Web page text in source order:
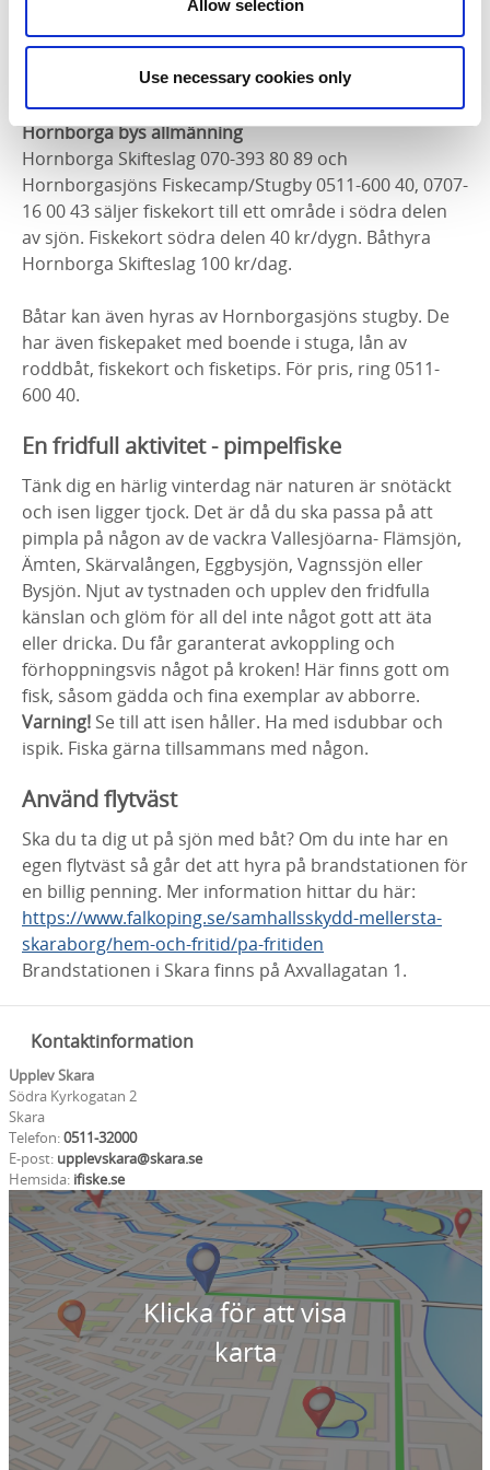
Allow selection
Use necessary cookies only
0707-16 00 43.FiskekortNorra och mellersta delen40
kr/dag oavsett ålder.
Hornborga bys allmänning
Hornborga Skifteslag 070-393 80 89 och
Hornborgasjöns Fiskecamp/Stugby 0511-600 40, 0707-
16 00 43 säljer fiskekort till ett område i södra delen
av sjön. Fiskekort södra delen 40 kr/dygn. Båthyra
Hornborga Skifteslag 100 kr/dag.
Båtar kan även hyras av Hornborgasjöns stugby. De
har även fiskepaket med boende i stuga, lån av
roddbåt, fiskekort och fisketips. För pris, ring 0511-
600 40.
En fridfull aktivitet - pimpelfiske
Tänk dig en härlig vinterdag när naturen är snötäckt
och isen ligger tjock. Det är då du ska passa på att
pimpla på någon av de vackra Vallesjöarna- Flämsjön,
Ämten, Skärvalången, Eggbysjön, Vagnssjön eller
Bysjön. Njut av tystnaden och upplev den fridfulla
känslan och glöm för all del inte något gott att äta
eller dricka. Du får garanterat avkoppling och
förhoppningsvis något på kroken! Här finns gott om
fisk, såsom gädda och fina exemplar av abborre.
Varning! Se till att isen håller. Ha med isdubbar och
ispik. Fiska gärna tillsammans med någon.
Använd flytväst
Ska du ta dig ut på sjön med båt? Om du inte har en
egen flytväst så går det att hyra på brandstationen för
en billig penning. Mer information hittar du här:
https://www.falkoping.se/samhallsskydd-mellersta-
skaraborg/hem-och-fritid/pa-fritiden
Brandstationen i Skara finns på Axvallagatan 1.
Kontaktinformation
Upplev Skara
Södra Kyrkogatan 2
Skara
Telefon:0511-32000
E-post: upplevskara@skara.se
Hemsida: ifiske.se
Klicka för att visa
karta